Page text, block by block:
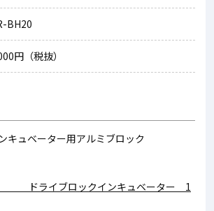
BH20
円（税抜）
キュベーター用アルミブロック
ドライブロックインキュベーター 1